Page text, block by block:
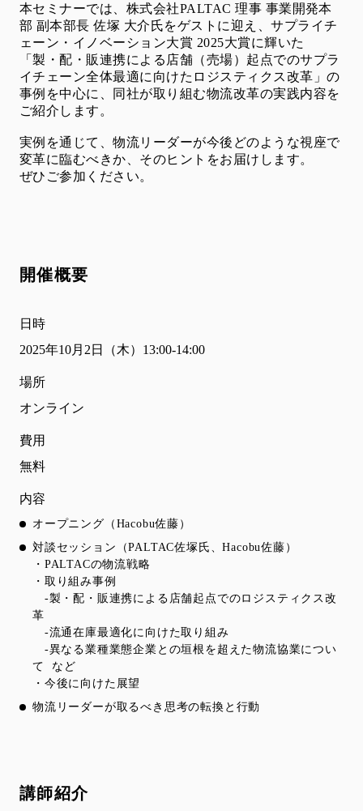
本セミナーでは、株式会社PALTAC 理事 事業開発本
部 副本部長 佐塚 大介氏をゲストに迎え、サプライチ
ェーン・イノベーション大賞 2025大賞に輝いた
「製・配・販連携による店舗（売場）起点でのサプラ
イチェーン全体最適に向けたロジスティクス改革」の
事例を中心に、同社が取り組む物流改革の実践内容を
ご紹介します。
実例を通じて、物流リーダーが今後どのような視座で
変革に臨むべきか、そのヒントをお届けします。
ぜひご参加ください。
開催概要
日時
2025年10月2日（木）13:00-14:00
場所
オンライン
費用
無料
内容
オープニング（Hacobu佐藤）
対談セッション（PALTAC佐塚氏、Hacobu佐藤）
・PALTACの物流戦略
・取り組み事例
‐製・配・販連携による店舗起点でのロジスティクス改
革
‐流通在庫最適化に向けた取り組み
‐異なる業種業態企業との垣根を超えた物流協業につい
て など
・今後に向けた展望
物流リーダーが取るべき思考の転換と行動
講師紹介